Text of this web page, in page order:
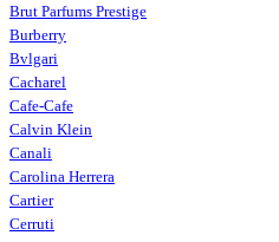
Brut Parfums Prestige
Burberry
Bvlgari
Cacharel
Cafe-Cafe
Calvin Klein
Canali
Carolina Herrera
Cartier
Cerruti